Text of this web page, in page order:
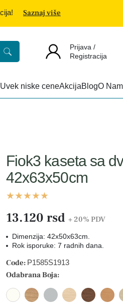
Saznaj više
Prijava /
Registracija
Uvek niske ceneAkcijaBlogO
Fiok3 kaseta sa
42x63x50cm
13.120 rsd + 20% PDV
Dimenzija: 42x50x63cm.
Rok isporuke: 7 radnih dana.
Code: P1585S1913
Odabrana Boja: